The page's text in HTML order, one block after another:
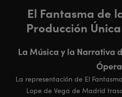
El Fantasma de
Producción
La Música y la Narrativa
Ópera
La representación de El
Lope de Vega de Madrid